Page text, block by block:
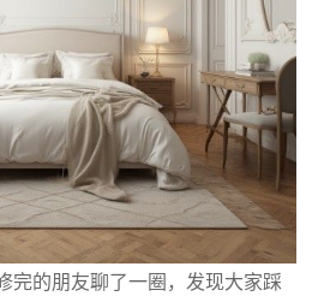
完的朋友聊了一圈，发现大家踩